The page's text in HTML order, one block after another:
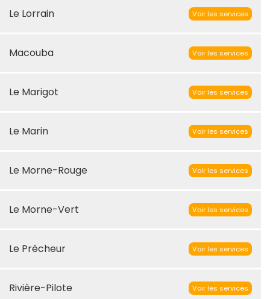
Le Lorrain Voir les services
Macouba Voir les services
Le Marigot Voir les services
Le Marin Voir les services
Le Morne-Rouge Voir les services
Le Morne-Vert Voir les services
Le Prêcheur Voir les services
Rivière-Pilote Voir les services